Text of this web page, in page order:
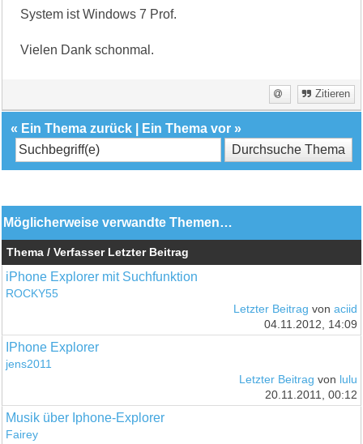
System ist Windows 7 Prof.
Vielen Dank schonmal.
Zitieren
« Ein Thema zurück Ein Thema vor »
Möglicherweise verwandte Themen…
Thema / Verfasser Letzter Beitrag
iPhone Explorer mit Suchfunktion
ROCKY55
Letzter Beitrag von aciid
04.11.2012, 14:09
IPhone Explorer
jens2011
Letzter Beitrag von lulu
20.11.2011, 00:12
Musik über Iphone-Explorer
Fairey